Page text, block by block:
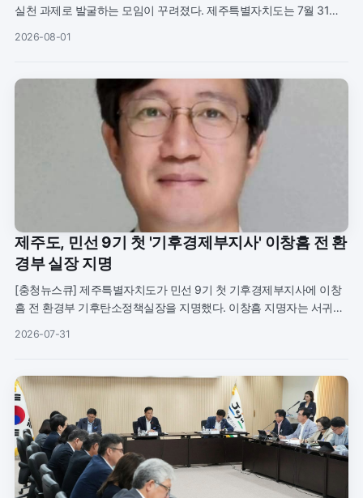
실천 과제로 발굴하는 모임이 꾸려졌다. 제주특별자치도는 7월 31일
2026-08-01
제주도, 민선 9기 첫 '기후경제부지사' 이창흠 전 환
경부 실장 지명
[충청뉴스큐] 제주특별자치도가 민선 9기 첫 기후경제부지사에 이창
흠 전 환경부 기후탄소정책실장을 지명했다. 이창흠 지명자는 서귀포
2026-07-31